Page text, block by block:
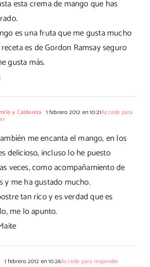
esta crema de mango que has
es una fruta que me gusta mucho
es de Gordon Ramsay seguro
gusta más.
y Caldereta 1 febrero 2012 en 10:21Accede para
me encanta el mango, en los
delicioso, incluso lo he puesto
veces, como acompañamiento de
y me ha gustado mucho.
tan rico y es verdad que es
me lo apunto.
1 febrero 2012 en 10:26Accede para responder